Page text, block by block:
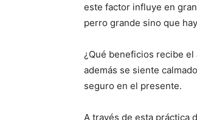
este factor influye en
perro grande sino que
¿Qué beneficios recibe
además se siente
seguro en el presente.
A través de esta práctica